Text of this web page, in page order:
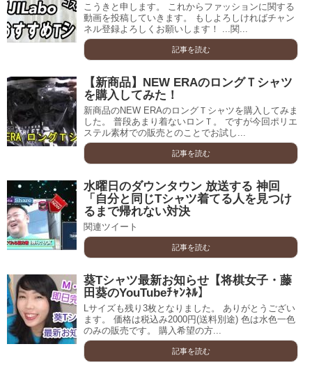
こうきと申します。 これからファッションに関する
動画を投稿していきます。 もしよろしければチャン
ネル登録よろしくお願いします！ ...関...
記事を読む
【新商品】NEW ERAのロングＴシャツ
を購入してみた！
新商品のNEW ERAのロングＴシャツを購入してみま
した。 普段あまり着ないロンＴ。 ですが今回ポリエ
ステル素材での販売とのことでお試し...
記事を読む
水曜日のダウンタウン 放送する 神回
「自分と同じTシャツ着てる人を見つけ
るまで帰れない対決
関連ツイート
記事を読む
葵Tシャツ最新お知らせ【将棋女子・藤
田葵のYouTubeﾁｬﾝﾈﾙ】
Lサイズも残り3枚となりました。 ありがとうござい
ます。 価格は税込み2000円(送料別途) 色は水色一色
のみの販売です。 購入希望の方...
記事を読む